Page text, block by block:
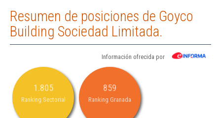
Resumen de posiciones de Goyco
Building Sociedad Limitada.
Información ofrecida por
1.805
Ranking Sectorial
859
Ranking Granada